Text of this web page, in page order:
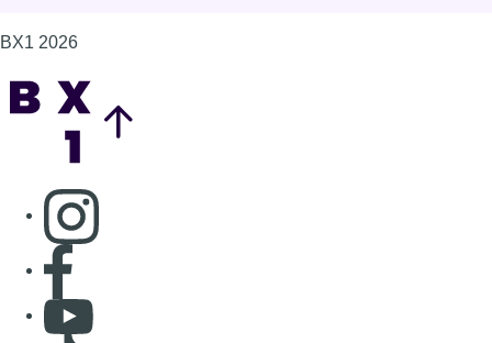
BX1 2026
Consulter page Instagram
Consulter page Facebook
Consulter Youtube